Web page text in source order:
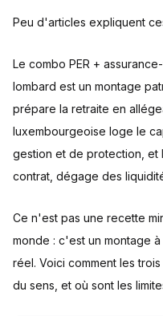
Peu d'articles expliquent
Le combo PER +
lombard est un montage
prépare la retraite en
luxembourgeoise loge le
gestion et de protection, et
contrat, dégage des
Ce n'est pas une recette
monde : c'est un montage
réel. Voici comment les
du sens, et où sont les